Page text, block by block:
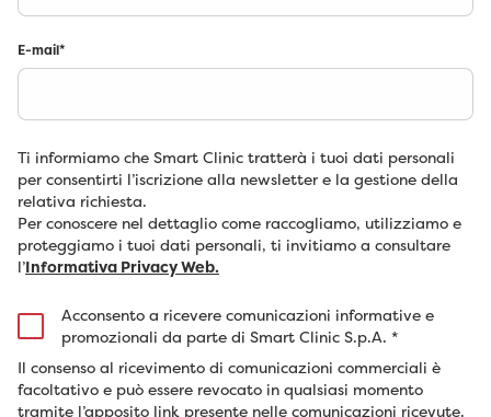
E-mail*
Ti informiamo che Smart Clinic tratterà i tuoi dati personali
per consentirti l’iscrizione alla newsletter e la gestione della
relativa richiesta.
Per conoscere nel dettaglio come raccogliamo, utilizziamo e
proteggiamo i tuoi dati personali, ti invitiamo a consultare
l’Informativa Privacy Web.
Acconsento a ricevere comunicazioni informative e
promozionali da parte di Smart Clinic S.p.A. *
Il consenso al ricevimento di comunicazioni commerciali è
facoltativo e può essere revocato in qualsiasi momento
tramite l’apposito link presente nelle comunicazioni ricevute.